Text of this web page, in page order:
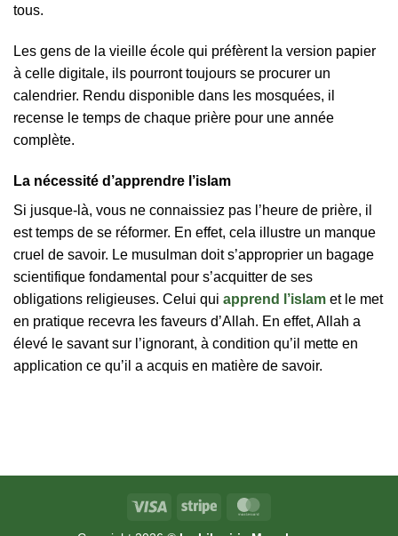
tous.
Les gens de la vieille école qui préfèrent la version papier
à celle digitale, ils pourront toujours se procurer un
calendrier. Rendu disponible dans les mosquées, il
recense le temps de chaque prière pour une année
complète.
La nécessité d’apprendre l’islam
Si jusque-là, vous ne connaissiez pas l’heure de prière, il
est temps de se réformer. En effet, cela illustre un manque
cruel de savoir. Le musulman doit s’approprier un bagage
scientifique fondamental pour s’acquitter de ses
obligations religieuses. Celui qui apprend l’islam et le met
en pratique recevra les faveurs d’Allah. En effet, Allah a
élevé le savant sur l’ignorant, à condition qu’il mette en
application ce qu’il a acquis en matière de savoir.
Visa Stripe